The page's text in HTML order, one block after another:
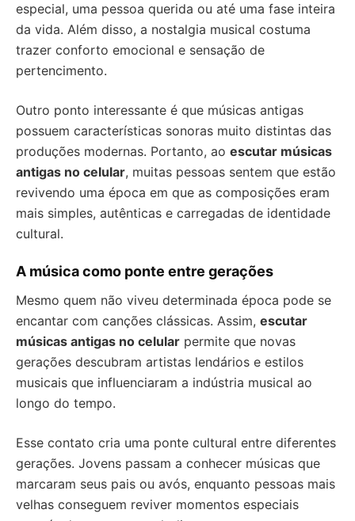
especial, uma pessoa querida ou até uma fase inteira
da vida. Além disso, a nostalgia musical costuma
trazer conforto emocional e sensação de
pertencimento.
Outro ponto interessante é que músicas antigas
possuem características sonoras muito distintas das
produções modernas. Portanto, ao escutar músicas
antigas no celular, muitas pessoas sentem que estão
revivendo uma época em que as composições eram
mais simples, autênticas e carregadas de identidade
cultural.
A música como ponte entre gerações
Mesmo quem não viveu determinada época pode se
encantar com canções clássicas. Assim, escutar
músicas antigas no celular permite que novas
gerações descubram artistas lendários e estilos
musicais que influenciaram a indústria musical ao
longo do tempo.
Esse contato cria uma ponte cultural entre diferentes
gerações. Jovens passam a conhecer músicas que
marcaram seus pais ou avós, enquanto pessoas mais
velhas conseguem reviver momentos especiais